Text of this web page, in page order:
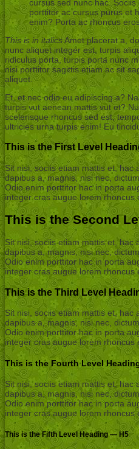
cursus sed nunc hac.
porttitor ac cursus purus et
enim? Porta ac rhoncus
This is in italicsAmet placerat a,
nunc aliquet integer est, turpis
ridiculus porta, turpis porta nunc
nisi porttitor sagittis etiam ac sit
aliquet.
Et, et nec odio eu adipiscing a?
turpis vut aenean mattis vut et?
scelerisque rhoncus sed est,
ultricies urna turpis enim! Eu
This is the First Level
Sit nisi, sociis etiam mattis et, hac
dapibus a, magnis, nisi nec,
Odio enim porttitor hac in porta
integer cras augue lorem rhoncus
This is the Second
Sit nisi, sociis etiam mattis et, hac
dapibus a, magnis, nisi nec,
Odio enim porttitor hac in porta
integer cras augue lorem rhoncus
This is the Third Level
Sit nisi, sociis etiam mattis et, hac
dapibus a, magnis, nisi nec,
Odio enim porttitor hac in porta
integer cras augue lorem rhoncus
This is the Fourth Level
Sit nisi, sociis etiam mattis et, hac
dapibus a, magnis, nisi nec,
Odio enim porttitor hac in porta
integer cras augue lorem rhoncus
This is the Fifth Level Heading — H5